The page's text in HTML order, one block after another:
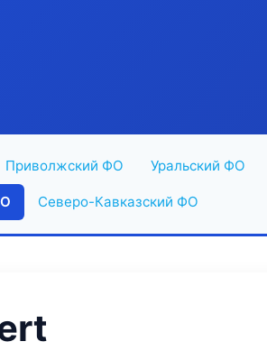
Приволжский ФО Уральский ФО
Северо-Кавказский ФО